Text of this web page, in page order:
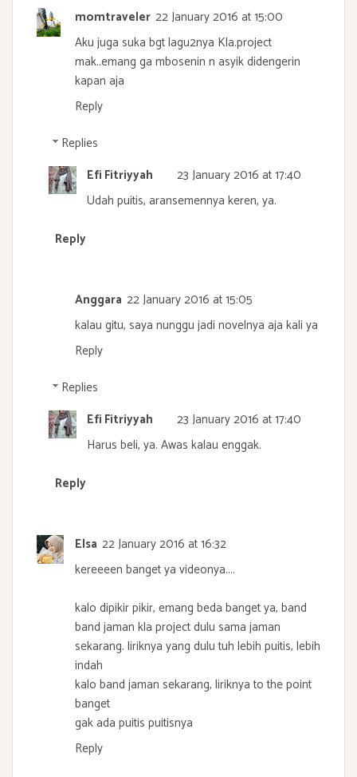
momtraveler 22 January 2016 at 15:00
Aku juga suka bgt lagu2nya Kla.project
mak..emang ga mbosenin n asyik didengerin
kapan aja
Reply
Replies
Efi Fitriyyah
23 January 2016 at 17:40
Udah puitis, aransemennya keren, ya.
Reply
Anggara 22 January 2016 at 15:05
kalau gitu, saya nunggu jadi novelnya aja kali ya
Reply
Replies
Efi Fitriyyah
23 January 2016 at 17:40
Harus beli, ya. Awas kalau enggak.
Reply
Elsa 22 January 2016 at 16:32
kereeeen banget ya videonya....
kalo dipikir pikir, emang beda banget ya, band
band jaman kla project dulu sama jaman
sekarang. liriknya yang dulu tuh lebih puitis, lebih
indah
kalo band jaman sekarang, liriknya to the point
banget
gak ada puitis puitisnya
Reply